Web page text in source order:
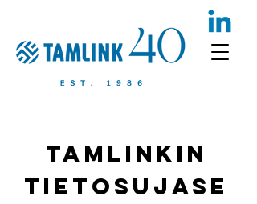
Tamlinkin
tietosujase